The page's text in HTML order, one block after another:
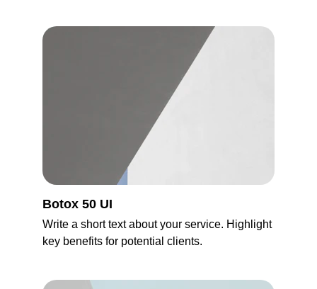
Botox 50 UI
Write a short text about your service. Highlight
key benefits for potential clients.